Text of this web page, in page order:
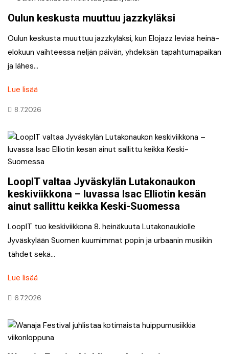
Oulun keskusta muuttuu jazzkyläksi
Oulun keskusta muuttuu jazzkyläksi, kun Elojazz leviää heinä-
elokuun vaihteessa neljän päivän, yhdeksän tapahtumapaikan
ja lähes…
Lue lisää
8.7.2026
LoopIT valtaa Jyväskylän Lutakonaukon
keskiviikkona – luvassa Isac Elliotin kesän
ainut sallittu keikka Keski-Suomessa
LoopIT tuo keskiviikkona 8. heinäkuuta Lutakonaukiolle
Jyväskylään Suomen kuumimmat popin ja urbaanin musiikin
tähdet sekä…
Lue lisää
6.7.2026